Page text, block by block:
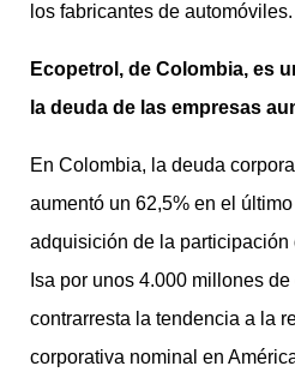
los fabricantes de automóviles.
Ecopetrol, de Colombia, es
la deuda de las empresas
En Colombia, la deuda
aumentó un 62,5% en el
adquisición de la participación
Isa por unos 4.000 millones
contrarresta la tendencia a la
corporativa nominal en